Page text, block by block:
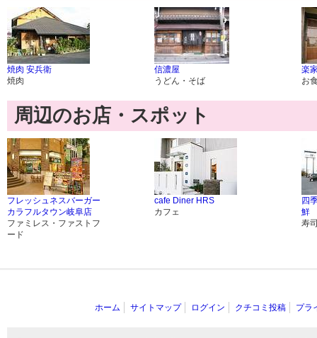
焼肉 安兵衛
焼肉
信濃屋
うどん・そば
楽
お
周辺のお店・スポット
フレッシュネスバーガー
カラフルタウン岐阜店
ファミレス・ファストフ
ード
cafe Diner HRS
カフェ
四
鮮
寿
ホーム サイトマップ ログイン クチコミ投稿 プラ